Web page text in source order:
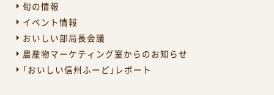
旬の情報
イベント情報
おいしい部局長会議
農産物マーケティング室からのお知らせ
「おいしい信州ふーど」レポート